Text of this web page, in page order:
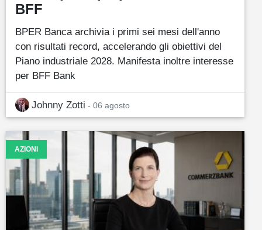
BFF
BPER Banca archivia i primi sei mesi dell'anno
con risultati record, accelerando gli obiettivi del
Piano industriale 2028. Manifesta inoltre interesse
per BFF Bank
Johnny Zotti - 06 agosto
AZIONI